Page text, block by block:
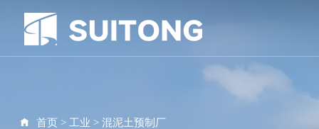
首页 > 工业 > 混泥土预制厂